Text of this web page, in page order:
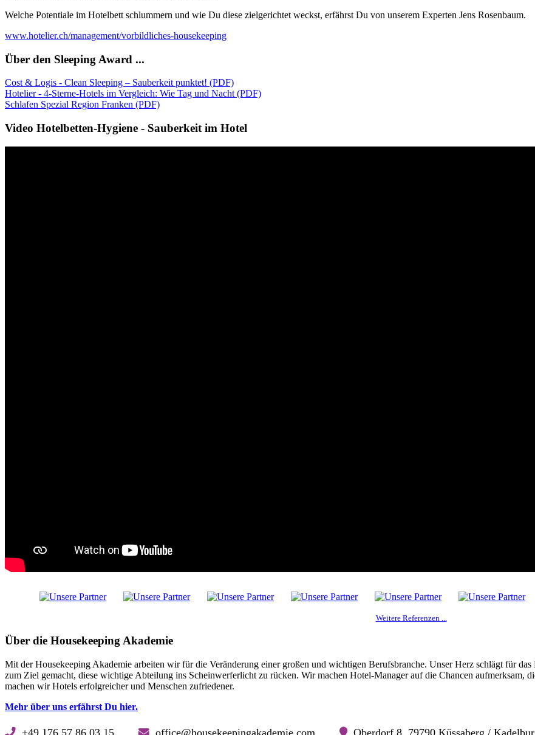
Welche Potentiale im Hotelbett schlummern und wie Du diese zielgerichtet weckst, erfährst Du von unserem Experten Jens Rosenbaum.
www.hotelier.ch/management/vorbildliches-housekeeping
Über den Sleeping Award ...
Cost & Logis - Clean Sleeping – Sauberkeit punktet! (PDF)
Hotelier - 4-Sterne-Hotels im Vergleich: Wie Tag und Nacht (PDF)
Schlafen Spezial Region Franken (PDF)
Video Hotelbetten-Hygiene - Sauberkeit im Hotel
Weitere Referenzen ...
Über die Housekeeping Akademie
Mit der Housekeeping Akademie arbeiten wir für die Veränderung einer großen und wichtigen Berufsbranche. Unser Herz schlägt für
zum Ziel gemacht, diese wichtige Abteilung ins Scheinwerferlicht zu rücken. Wir machen Hotel-Manager auf die Chancen
machen wir Hotels erfolgreicher und Menschen zufriedener.
Mehr über uns erfährst Du hier.
+49 176 57 86 03 15 office@housekeepingakademie.com Oberdorf 8, 79790 Küssaberg /